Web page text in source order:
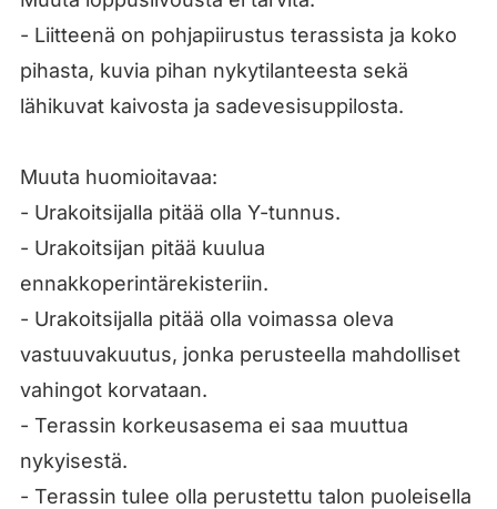
- Liitteenä on pohjapiirustus terassista ja koko
pihasta, kuvia pihan nykytilanteesta sekä
lähikuvat kaivosta ja sadevesisuppilosta.
Muuta huomioitavaa:
- Urakoitsijalla pitää olla Y-tunnus.
- Urakoitsijan pitää kuulua
ennakkoperintärekisteriin.
- Urakoitsijalla pitää olla voimassa oleva
vastuuvakuutus, jonka perusteella mahdolliset
vahingot korvataan.
- Terassin korkeusasema ei saa muuttua
nykyisestä.
- Terassin tulee olla perustettu talon puoleisella